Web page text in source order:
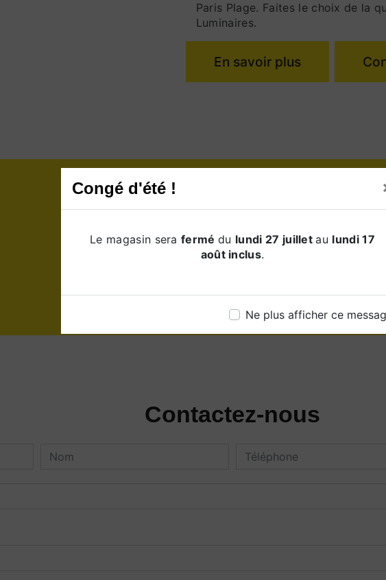
Congé d'été !
Le magasin serafermédu lundi 27 juilletau lundi 17
août inclus.
Ne plus afficher ce
Paris Plage. Faites le choix de la
Luminaires.
En savoir plus
Téléphone
03 21 95 37 65
Contactez-nous